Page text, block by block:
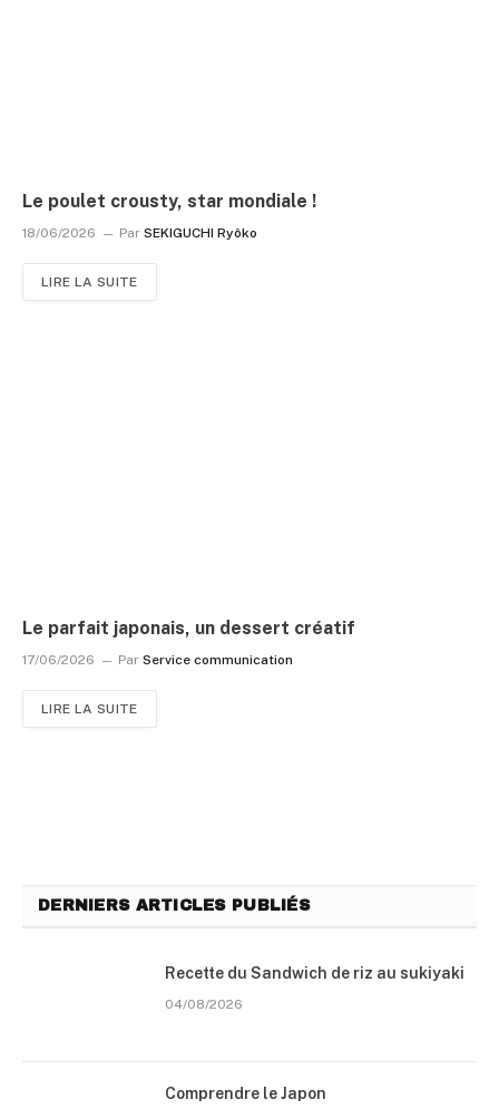
Le poulet crousty, star mondiale !
18/06/2026 Par SEKIGUCHI Ryôko
LIRE LA SUITE
Le parfait japonais, un dessert créatif
17/06/2026 Par Service communication
LIRE LA SUITE
DERNIERS ARTICLES PUBLIÉS
Recette du Sandwich de riz au sukiyaki
04/08/2026
Comprendre le Japon